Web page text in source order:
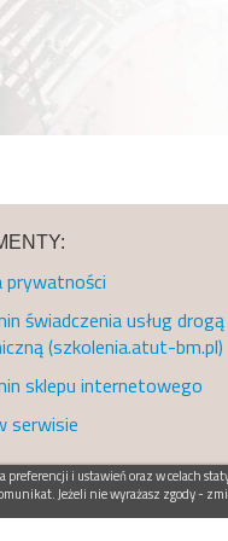
prywatności
świadczenia usług drogą
(szkolenia.atut-bm.pl)
sklepu internetowego
serwisie
i ustawień oraz w celach
Jeżeli nie wyrażasz zgody -